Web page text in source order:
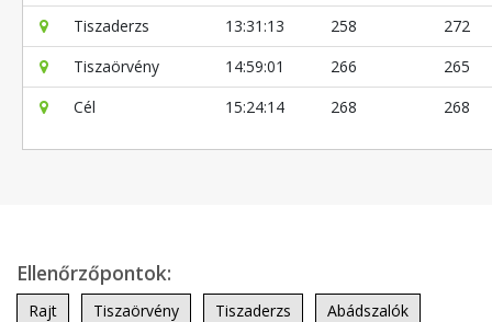
Tiszaderzs
13:31:13 258
272
Tiszaörvény
14:59:01 266
265
Cél
15:24:14 268 268
Ellenőrzőpontok:
Rajt Tiszaörvény Tiszaderzs Abádszalók